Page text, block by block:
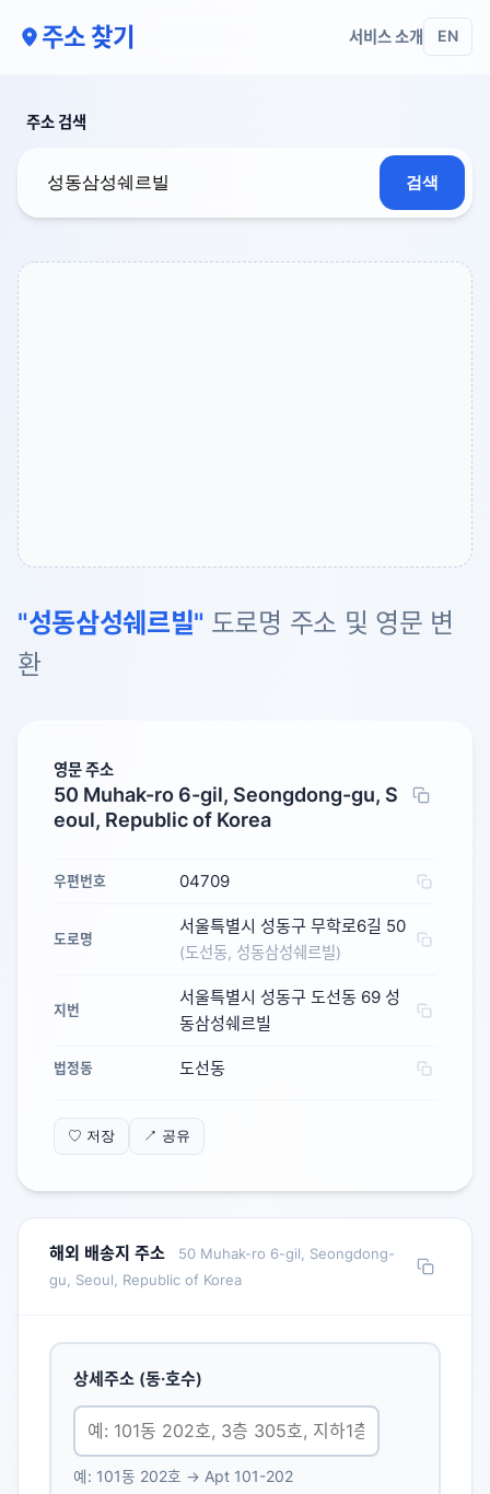
주소 찾기 서비스 소개 EN
주소 검색
검색
"성동삼성쉐르빌" 도로명 주소 및 영문 변
환
영문 주소
50 Muhak-ro 6-gil, Seongdong-gu, S
eoul, Republic of Korea
우편번호 04709
도로명
서울특별시 성동구 무학로6길 50
(도선동, 성동삼성쉐르빌)
지번
서울특별시 성동구 도선동 69 성
동삼성쉐르빌
법정동 도선동
♡ 저장 ↗ 공유
해외 배송지 주소
50 Muhak-ro 6-gil, Seongdong-
gu, Seoul, Republic of Korea
상세주소 (동·호수)
예: 101동 202호 → Apt 101-202